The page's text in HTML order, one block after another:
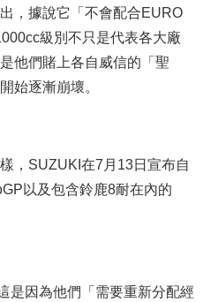
，據說它「不會配合EURO
級別不只是代表各大廠
他們賭上各自威信的「聖
始逐漸崩壞。
，SUZUKI在7月13日宣布自
以及包含鈴鹿8耐在內的
是因為他們「需要重新分配經